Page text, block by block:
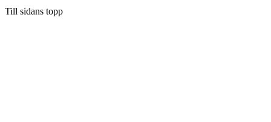
Till sidans topp